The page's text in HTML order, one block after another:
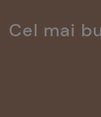
Cel mai